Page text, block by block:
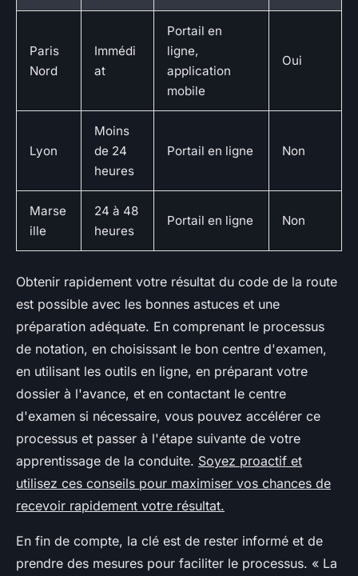
Paris
Nord
Immédi
at
Portail en
ligne,
application
mobile
Oui
Lyon
Moins
de 24
heures
Portail en ligne Non
Marse
ille
24 à 48
heures
Portail en ligne Non
Obtenir rapidement votre résultat du code de la route
est possible avec les bonnes astuces et une
préparation adéquate. En comprenant le processus
de notation, en choisissant le bon centre d'examen,
en utilisant les outils en ligne, en préparant votre
dossier à l'avance, et en contactant le centre
d'examen si nécessaire, vous pouvez accélérer ce
processus et passer à l'étape suivante de votre
apprentissage de la conduite. Soyez proactif et
utilisez ces conseils pour maximiser vos chances de
recevoir rapidement votre résultat.
En fin de compte, la clé est de rester informé et de
prendre des mesures pour faciliter le processus. « La